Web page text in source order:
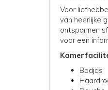
Voor
van heerlijke
ontspannen
voor een
Badjas